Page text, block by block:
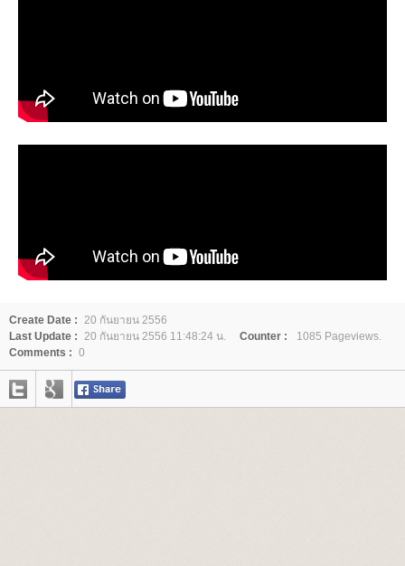
Create Date : 20 กันยายน 2556
Last Update : 20 กันยายน 2556 11:48:24 น. Counter :
1085 Pageviews.
Comments : 0